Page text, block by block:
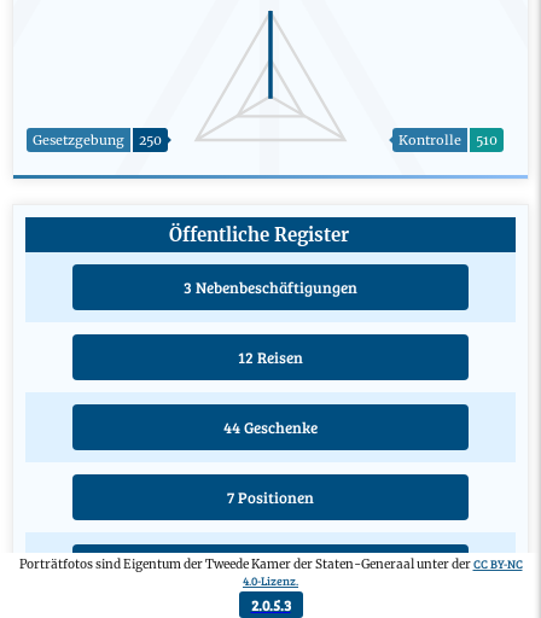
Gesetzgebung 250 Kontrolle 510
Öffentliche Register
3 Nebenbeschäftigungen
12 Reisen
44 Geschenke
7 Positionen
3 Ausbildungen
Porträtfotos sind Eigentum der Tweede Kamer der Staten-Generaal unter derCC BY-NC
4.0-Lizenz.
2.0.5.3